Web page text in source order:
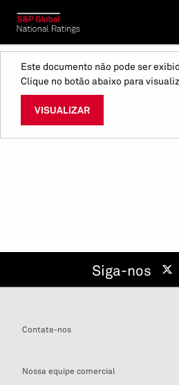
Este documento não pode ser
Clique no botão abaixo para
VISUALIZAR
Siga-nos
Contate-nos
Nossa equipe comercial